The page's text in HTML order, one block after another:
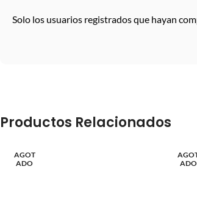
Solo los usuarios registrados que hayan
Productos Relacionados
AGOT
ADO
ADO